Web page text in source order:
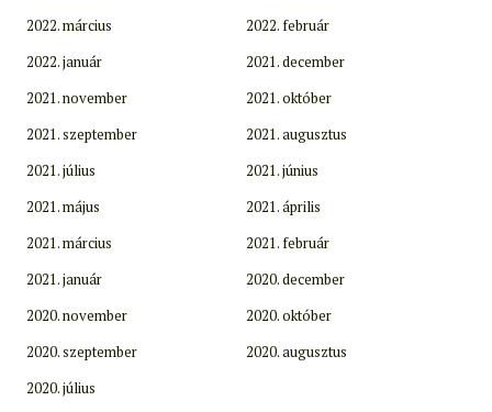
2022. március
2022. február
2022. január
2021. december
2021. november
2021. október
2021. szeptember
2021. augusztus
2021. július
2021. június
2021. május
2021. április
2021. március
2021. február
2021. január
2020. december
2020. november
2020. október
2020. szeptember
2020. augusztus
2020. július